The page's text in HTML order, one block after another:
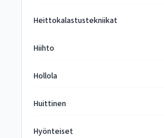
Heittokalastustekniikat
Hiihto
Hollola
Huittinen
Hyönteiset